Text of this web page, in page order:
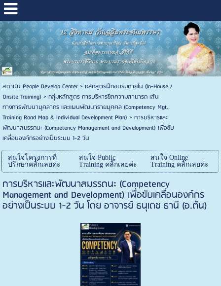
สถาบัน People Develop Center> หลักสูตรฝึกอบรมภายใน (In-House /
Onsite Training) > กลุ่มหลักสูตร การบริหารขีดความสามารถ เส้น
ทางการพัฒนาบุคลากร และแผนพัฒนารายบุคคล (Competency Mgt.,
Training Road Map & Individual Development Plan) > การบริหารและ
พัฒนาสมรรถนะ (Competency Management and Development) เพื่อขับ
เคลื่อนองค์กรอย่างเป็นระบบ 1-2 วัน
สนใจโครงการที่
ปรึกษาคลิ๊กเลยค่ะ
สนใจ Public
Training คลิ๊กเลยค่ะ
สนใจ Online
Training คลิ๊กเลยค่ะ
การบริหารและพัฒนาสมรรถนะ (Competency
Management and Development) เพื่อขับเคลื่อนองค์กร
อย่างเป็นระบบ 1-2 วัน โดย อาจารย์ ธนุเดช ธานี (อ.ต้น)